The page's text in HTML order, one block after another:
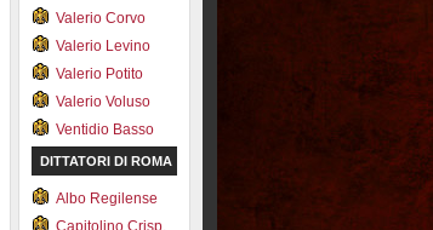
Valerio Corvo
Valerio Levino
Valerio Potito
Valerio Voluso
Ventidio Basso
DITTATORI DI ROMA
Albo Regilense
Capitolino Crisp.